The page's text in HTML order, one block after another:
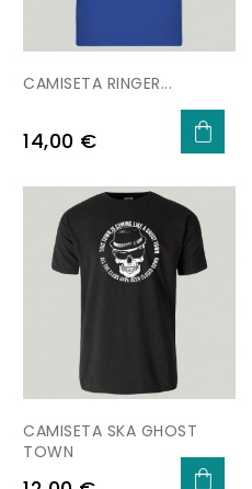
CAMISETA RINGER...
Precio
14,00 €
CAMISETA SKA GHOST
TOWN